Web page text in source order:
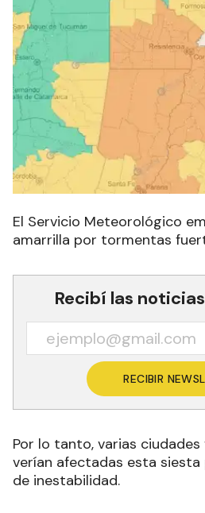
El Servicio Meteorológico
amarrilla por tormentas
Recibí las
RECIBIR
Por lo tanto, varias
verían afectadas esta
de inestabilidad.